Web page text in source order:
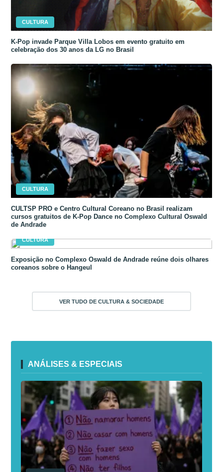
CULTURA
K-Pop invade Parque Villa Lobos em evento gratuito em
celebração dos 30 anos da LG no Brasil
CULTURA
CULTSP PRO e Centro Cultural Coreano no Brasil realizam
cursos gratuitos de K-Pop Dance no Complexo Cultural Oswald
de Andrade
CULTURA
Exposição no Complexo Oswald de Andrade reúne dois olhares
coreanos sobre o Hangeul
VER TUDO DE CULTURA & SOCIEDADE
ANÁLISES & ESPECIAIS